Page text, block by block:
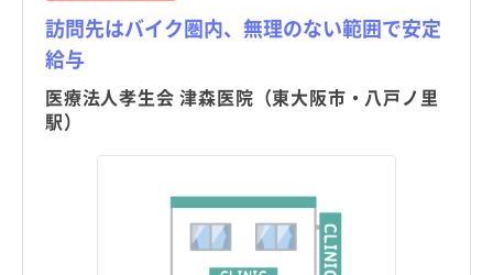
訪問先はバイク圏内、無理のない範囲で安定
給与
医療法人孝生会 津森医院（東大阪市・八戸ノ里
駅）